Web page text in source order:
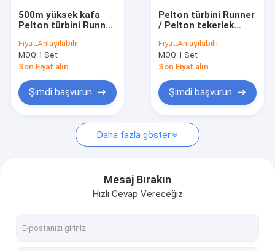
Hidroelektrik türbin valisi
500m yüksek kafa
Pelton türbini Runner
sahte CNC İşleme
Runner
Fiyat:Anlaşılabilir
MOQ:1 Set
Son Fiyat alın
Şimdi başvurun
Pelton türbini Runner
/ Pelton tekerlek
için güç 1MW - 20MW
Fiyat:Anlaşılabilir
MOQ:1 Set
Son Fiyat alın
Şimdi başvurun
Daha fazla göster
Mesaj Bırakın
Hızlı Cevap Vereceğiz